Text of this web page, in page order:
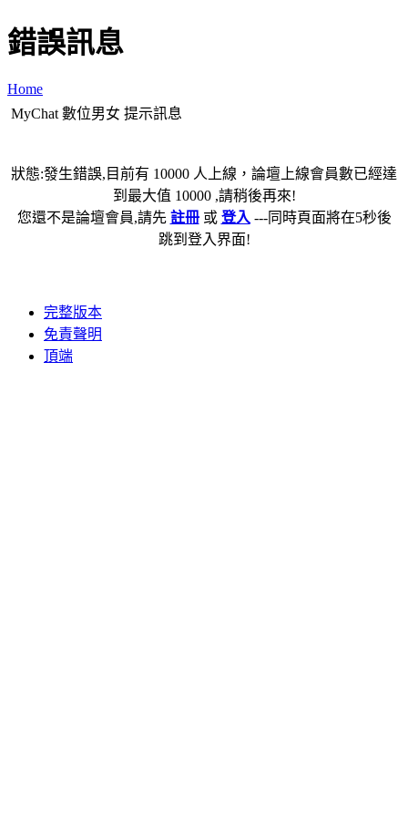
錯誤訊息
Home
MyChat 數位男女 提示訊息
狀態:發生錯誤,目前有 10000 人上線，論壇上線會員數已經達
到最大值 10000 ,請稍後再來!
您還不是論壇會員,請先 註冊或 登入 ---同時頁面將在5秒後
跳到登入界面!
完整版本
免責聲明
頂端